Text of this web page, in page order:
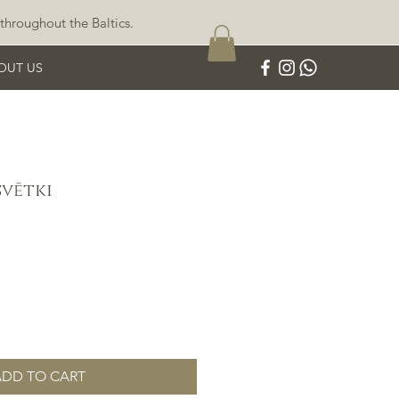
the Baltics.
US
TO CART